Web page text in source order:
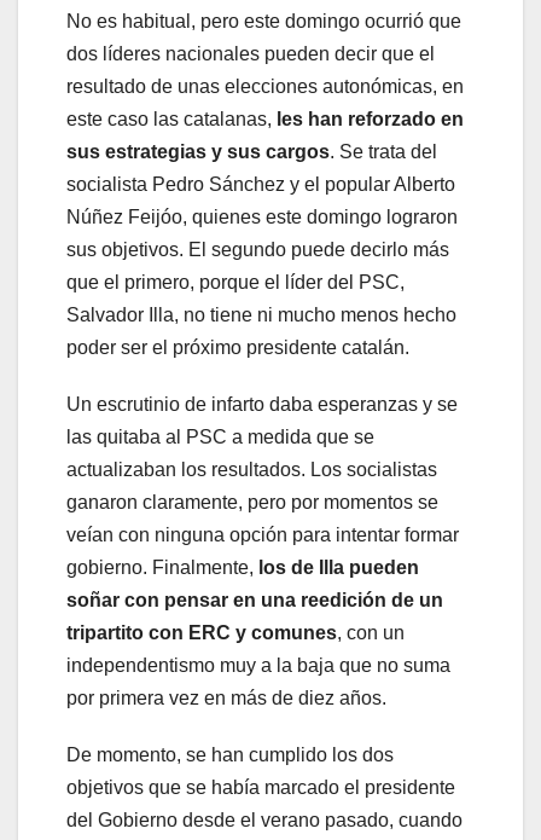
No es habitual, pero este domingo ocurrió que
dos líderes nacionales pueden decir que el
resultado de unas elecciones autonómicas, en
este caso las catalanas, les han reforzado en
sus estrategias y sus cargos. Se trata del
socialista Pedro Sánchez y el popular Alberto
Núñez Feijóo, quienes este domingo lograron
sus objetivos. El segundo puede decirlo más
que el primero, porque el líder del PSC,
Salvador Illa, no tiene ni mucho menos hecho
poder ser el próximo presidente catalán.
Un escrutinio de infarto daba esperanzas y se
las quitaba al PSC a medida que se
actualizaban los resultados. Los socialistas
ganaron claramente, pero por momentos se
veían con ninguna opción para intentar formar
gobierno. Finalmente, los de Illa pueden
soñar con pensar en una reedición de un
tripartito con ERC y comunes, con un
independentismo muy a la baja que no suma
por primera vez en más de diez años.
De momento, se han cumplido los dos
objetivos que se había marcado el presidente
del Gobierno desde el verano pasado, cuando